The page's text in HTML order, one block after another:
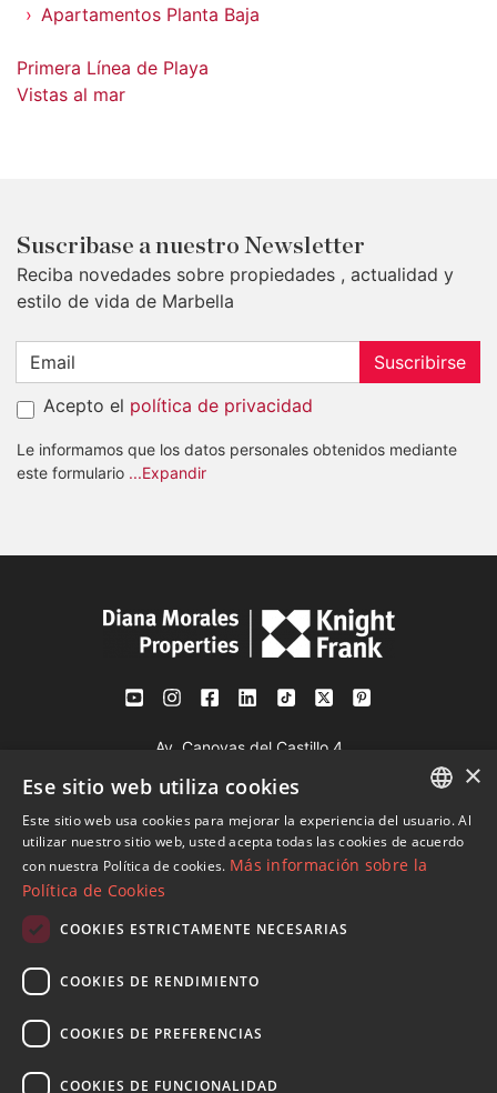
Apartamentos Planta Baja
Primera Línea de Playa
Vistas al mar
Suscribase a nuestro Newsletter
Reciba novedades sobre propiedades , actualidad y
estilo de vida de Marbella
Suscribirse
Acepto el política de privacidad
Le informamos que los datos personales obtenidos mediante
este formulario ...Expandir
Av. Canovas del Castillo 4
29601 Marbella
Ver en mapa
Mob:+34 601 636 766
info@dmproperties.com
© Copyright 1989 - 2026 Diana Morales Properties Knight
ENGLISH
SPANISH
×
Ese sitio web utiliza cookies
Este sitio web usa cookies para mejorar la experiencia del usuario. Al
utilizar nuestro sitio web, usted acepta todas las cookies de acuerdo
con nuestra Política de cookies. Más información sobre la
Política de Cookies
COOKIES ESTRICTAMENTE NECESARIAS
COOKIES DE RENDIMIENTO
COOKIES DE PREFERENCIAS
COOKIES DE FUNCIONALIDAD